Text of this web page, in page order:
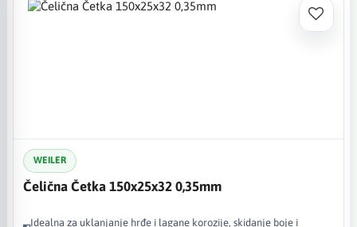
WEILER
Čelična Četka 150x25x32 0,35mm
Idealna za uklanjanje hrđe i lagane korozije, skidanje boje i